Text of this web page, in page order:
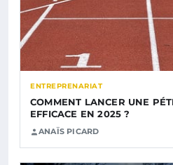
ENTREPRENARIAT
COMMENT LANCER UNE
EFFICACE EN 2025 ?
ANAÏS PICARD